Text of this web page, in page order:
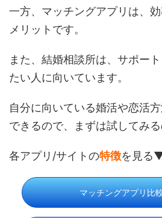
一方、マッチングアプリは、
メリットです。
また、結婚相談所は、サポー
たい人に向いています。
自分に向いている婚活や恋活
できるので、まずは試してみる
各アプリ/サイトの特徴を見る
マッチングアプリ比